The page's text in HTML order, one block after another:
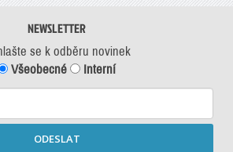
NEWSLETTER
se k odběru novinek
Všeobecné
Interní
ODESLAT